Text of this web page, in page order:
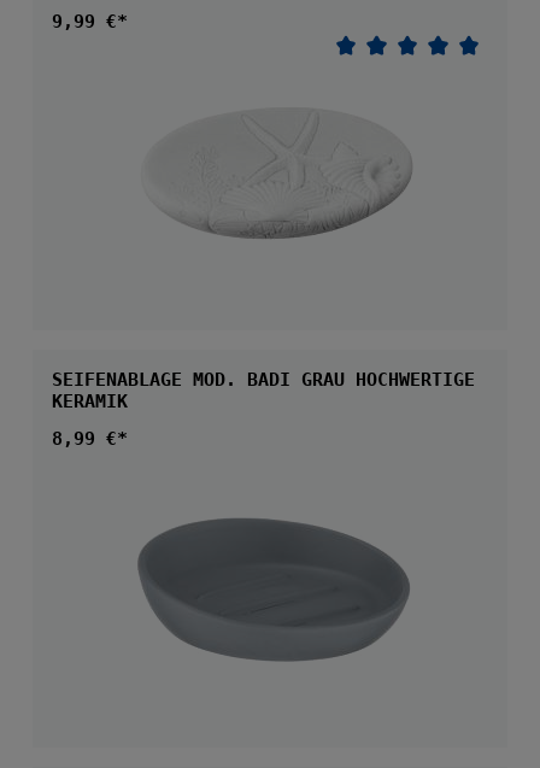
Regulärer Preis:
9,99 €*
SEIFENABLAGE MOD. BADI GRAU HOCHWERTIGE
KERAMIK
Regulärer Preis:
8,99 €*